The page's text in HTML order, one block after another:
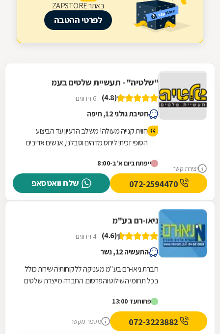
באתר ZAPSTORE
לפרטי ההטבה
יצירת קשר
"שלטיה" - תעשיית שלטים בעמ
(4.8) 6 דירוגים
חטיבת גולני 12, חיפה
חווית קנייה מעולה! משלב הרעיון עד הביצוע
הסופי זכיתי ליחס מדהים וסבלני, אנשים אדיבים
ייפתח ביום א' ב-8:00
שלח וואטסאפ
ניאו-רם בע"מ
(4.6) 4 דירוגים
התעשיה 12, נשר
חברת ניאו-רם בע"מ מעניקה ללקוחותיה שירות כולל
בכל תחומי השילוט והפרסום. החברה מייצרת שלטים
את...פתוחעד 13:00
מספר מקשר